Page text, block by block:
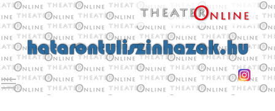
Toggle main menu visibility